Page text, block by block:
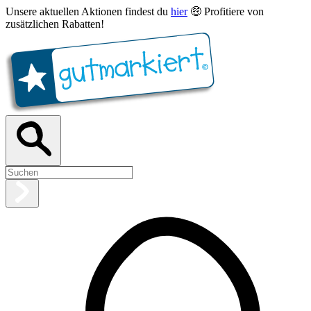
Unsere aktuellen Aktionen findest du hier🤑 Profitiere von
zusätzlichen Rabatten!